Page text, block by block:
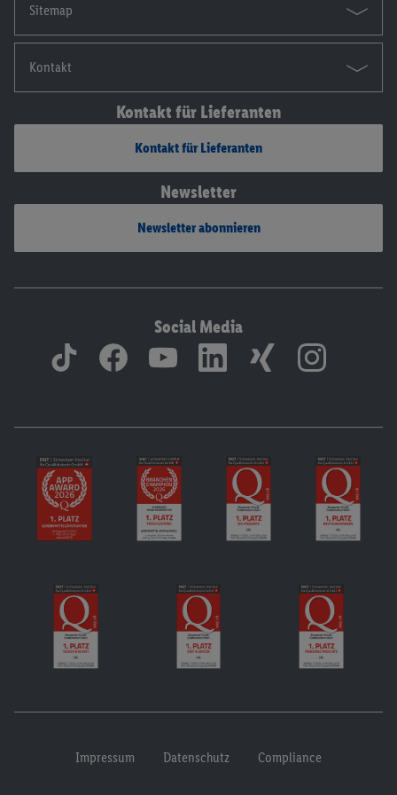
Sitemap
Kontakt
Kontakt für Lieferanten
Kontakt für Lieferanten
Newsletter
Newsletter abonnieren
Social Media
Impressum Datenschutz Compliance